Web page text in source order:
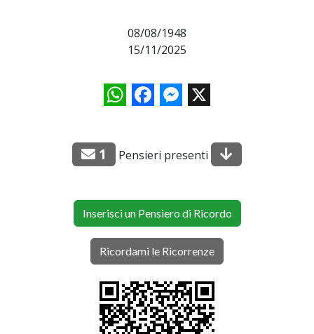
08/08/1948
15/11/2025
WhatsAppFacebookMessenger
X
1 Pensieri presenti
Inserisci un Pensiero di Ricordo
Ricordami le Ricorrenze